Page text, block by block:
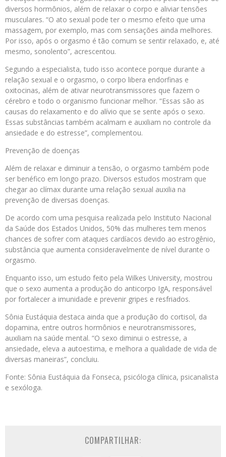
diversos hormônios, além de relaxar o corpo e aliviar tensões
musculares. “O ato sexual pode ter o mesmo efeito que uma
massagem, por exemplo, mas com sensações ainda melhores.
Por isso, após o orgasmo é tão comum se sentir relaxado, e, até
mesmo, sonolento”, acrescentou.
Segundo a especialista, tudo isso acontece porque durante a
relação sexual e o orgasmo, o corpo libera endorfinas e
oxitocinas, além de ativar neurotransmissores que fazem o
cérebro e todo o organismo funcionar melhor. “Essas são as
causas do relaxamento e do alívio que se sente após o sexo.
Essas substâncias também acalmam e auxiliam no controle da
ansiedade e do estresse”, complementou.
Prevenção de doenças
Além de relaxar e diminuir a tensão, o orgasmo também pode
ser benéfico em longo prazo. Diversos estudos mostram que
chegar ao clímax durante uma relação sexual auxilia na
prevenção de diversas doenças.
De acordo com uma pesquisa realizada pelo Instituto Nacional
da Saúde dos Estados Unidos, 50% das mulheres tem menos
chances de sofrer com ataques cardíacos devido ao estrogênio,
substância que aumenta consideravelmente de nível durante o
orgasmo.
Enquanto isso, um estudo feito pela Wilkes University, mostrou
que o sexo aumenta a produção do anticorpo IgA, responsável
por fortalecer a imunidade e prevenir gripes e resfriados.
Sônia Eustáquia destaca ainda que a produção do cortisol, da
dopamina, entre outros hormônios e neurotransmissores,
auxiliam na saúde mental. “O sexo diminui o estresse, a
ansiedade, eleva a autoestima, e melhora a qualidade de vida de
diversas maneiras”, concluiu.
Fonte: Sônia Eustáquia da Fonseca, psicóloga clínica, psicanalista
e sexóloga.
COMPARTILHAR: